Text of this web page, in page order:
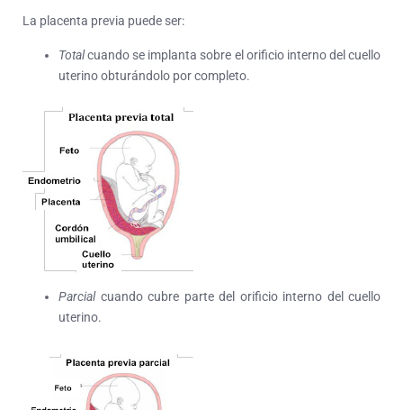
La placenta previa puede ser:
Totalcuando se implanta sobre el orificio interno del cuello
uterino obturándolo por completo.
Parcialcuando cubre parte del orificio interno del cuello
uterino.